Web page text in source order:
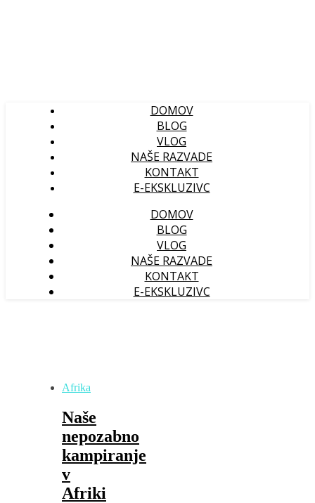
DOMOV
BLOG
VLOG
NAŠE RAZVADE
KONTAKT
E-EKSKLUZIVC
DOMOV
BLOG
VLOG
NAŠE RAZVADE
KONTAKT
E-EKSKLUZIVC
Afrika
Naše
nepozabno
kampiranje
v
Afriki